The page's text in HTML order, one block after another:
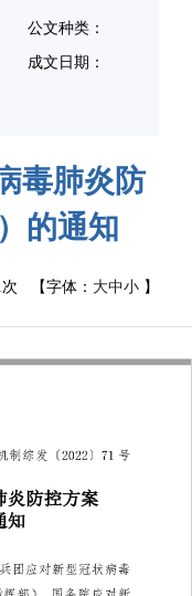
公文种类：
成文日期：
毒肺炎防
的通知
【字体： 大中小 】